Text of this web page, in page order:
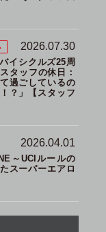
2026.07.30
イシクルズ25周
タッフの休日：
過ごしているの
？」【スタッフ
2026.04.01
～UCIルールの
スーパーエアロ